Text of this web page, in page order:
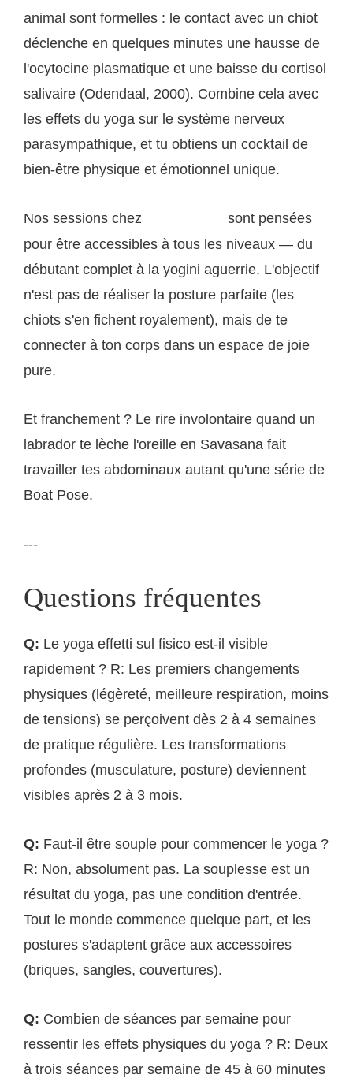
animal sont formelles : le contact avec un chiot
déclenche en quelques minutes une hausse de
l'ocytocine plasmatique et une baisse du cortisol
salivaire (Odendaal, 2000). Combine cela avec
les effets du yoga sur le système nerveux
parasympathique, et tu obtiens un cocktail de
bien-être physique et émotionnel unique.
Nos sessions chez
sont pensées
pour être accessibles à tous les niveaux — du
débutant complet à la yogini aguerrie. L'objectif
n'est pas de réaliser la posture parfaite (les
chiots s'en fichent royalement), mais de te
connecter à ton corps dans un espace de joie
pure.
Et franchement ? Le rire involontaire quand un
labrador te lèche l'oreille en Savasana fait
travailler tes abdominaux autant qu'une série de
Boat Pose.
---
Questions fréquentes
Q: Le yoga effetti sul fisico est-il visible
rapidement ? R: Les premiers changements
physiques (légèreté, meilleure respiration, moins
de tensions) se perçoivent dès 2 à 4 semaines
de pratique régulière. Les transformations
profondes (musculature, posture) deviennent
visibles après 2 à 3 mois.
Q: Faut-il être souple pour commencer le yoga ?
R: Non, absolument pas. La souplesse est un
résultat du yoga, pas une condition d'entrée.
Tout le monde commence quelque part, et les
postures s'adaptent grâce aux accessoires
(briques, sangles, couvertures).
Q: Combien de séances par semaine pour
ressentir les effets physiques du yoga ? R: Deux
à trois séances par semaine de 45 à 60 minutes